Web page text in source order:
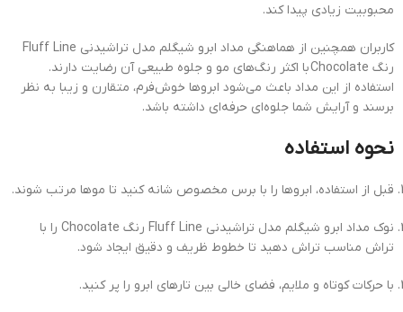
محبوبیت زیادی پیدا کند.
کاربران همچنین از هماهنگی مداد ابرو شیگلم مدل تراشیدنی Fluff Line
رنگ Chocolate با اکثر رنگ‌های مو و جلوه طبیعی آن رضایت دارند.
استفاده از این مداد باعث می‌شود ابروها خوش‌فرم، متقارن و زیبا به نظر
برسند و آرایش شما جلوه‌ای حرفه‌ای داشته باشد.
نحوه استفاده
قبل از استفاده، ابروها را با برس مخصوص شانه کنید تا موها مرتب شوند.
نوک مداد ابرو شیگلم مدل تراشیدنی Fluff Line رنگ Chocolate را با
تراش مناسب تراش دهید تا خطوط ظریف و دقیق ایجاد شود.
با حرکات کوتاه و ملایم، فضای خالی بین تارهای ابرو را پر کنید.